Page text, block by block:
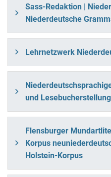
Sass-Redaktion |
Niederdeutsche
Lehrnetzwerk
und Lesebucherstellung
Flensburger
Korpus
Holstein-Korpus